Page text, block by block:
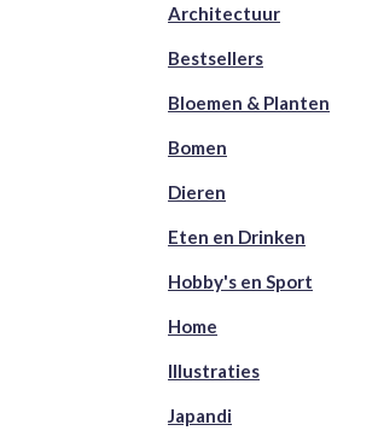
Architectuur
Bestsellers
Bloemen & Planten
Bomen
Dieren
Eten en Drinken
Hobby's en Sport
Home
Illustraties
Japandi